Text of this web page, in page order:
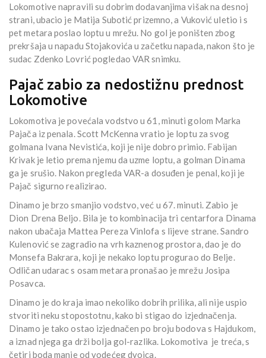
Lokomotive napravili su dobrim dodavanjima višak na desnoj
strani, ubacio je Matija Subotić prizemno, a Vuković uletio i s
pet metara poslao loptu u mrežu. No gol je poništen zbog
prekršaja u napadu Stojakovića u začetku napada, nakon što je
sudac Zdenko Lovrić pogledao VAR snimku.
Pajač zabio za nedostižnu prednost
Lokomotive
Lokomotiva je povećala vodstvo u 61, minuti golom Marka
Pajača iz penala. Scott McKenna vratio je loptu za svog
golmana Ivana Nevistića, koji je nije dobro primio. Fabijan
Krivak je letio prema njemu da uzme loptu, a golman Dinama
ga je srušio. Nakon pregleda VAR-a dosuđen je penal, koji je
Pajač sigurno realizirao.
Dinamo je brzo smanjio vodstvo, već u 67. minuti. Zabio je
Dion Drena Beljo. Bila je to kombinacija tri centarfora Dinama
nakon ubačaja Mattea Pereza Vinlofa s lijeve strane. Sandro
Kulenović se zagradio na vrh kaznenog prostora, dao je do
Monsefa Bakrara, koji je nekako loptu progurao do Belje.
Odličan udarac s osam metara pronašao je mrežu Josipa
Posavca.
Dinamo je do kraja imao nekoliko dobrih prilika, ali nije uspio
stvoriti neku stopostotnu, kako bi stigao do izjednačenja.
Dinamo je tako ostao izjednačen po broju bodova s Hajdukom,
a iznad njega ga drži bolja gol-razlika. Lokomotiva je treća, s
četiri boda manje od vodećeg dvojca.